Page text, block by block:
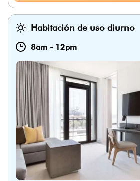
Habitación de uso diurno
8am - 12pm